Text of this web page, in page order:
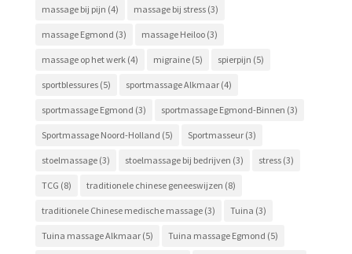
massage bij pijn (4) massage bij stress(3)
massage Egmond (3) massage Heiloo(3)
massage op het werk(4) migraine(5) spierpijn (5)
sportblessures(5) sportmassage Alkmaar(4)
sportmassage Egmond (3) sportmassage Egmond-Binnen (3)
Sportmassage Noord-Holland (5) Sportmasseur(3)
stoelmassage(3) stoelmassage bij bedrijven (3) stress(3)
TCG (8) traditionele chinese geneeswijzen (8)
traditionele Chinese medische massage(3) Tuina (3)
Tuina massage Alkmaar(5) Tuina massage Egmond (5)